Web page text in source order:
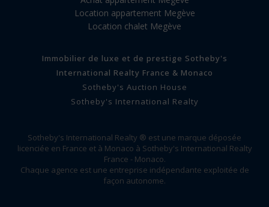
Location appartement Megève
Location chalet Megève
Immobilier de luxe et de prestige Sotheby's
International Realty France & Monaco
Sotheby's Auction House
Sotheby's International Realty
Sotheby's International Realty ® est une marque déposée
licenciée en France et à Monaco à Sotheby's International Realty
France - Monaco.
Chaque agence est une entreprise indépendante exploitée de
façon autonome.